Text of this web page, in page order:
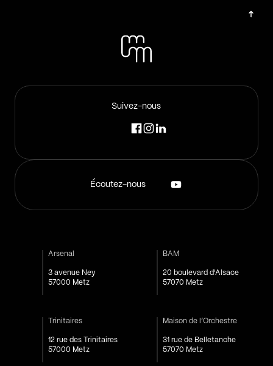
Suivez-nous
Écoutez-nous
Arsenal
3 avenue Ney
57000 Metz
BAM
20 boulevard d'Alsace
57070 Metz
Trinitaires
12 rue des Trinitaires
57000 Metz
Maison de l’Orchestre
31 rue de Belletanche
57070 Metz